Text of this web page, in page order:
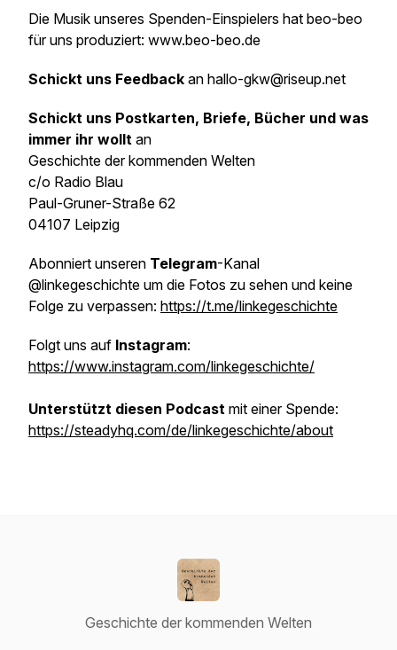
Die Musik unseres Spenden-Einspielers hat beo-beo
für uns produziert: www.beo-beo.de
Schickt uns Feedback an hallo-gkw@riseup.net
Schickt uns Postkarten, Briefe, Bücher und was
immer ihr wollt an
Geschichte der kommenden Welten
c/o Radio Blau
Paul-Gruner-Straße 62
04107 Leipzig
Abonniert unseren Telegram-Kanal
@linkegeschichte um die Fotos zu sehen und keine
Folge zu verpassen: https://t.me/linkegeschichte
Folgt uns auf Instagram:
https://www.instagram.com/linkegeschichte/
Unterstützt diesen Podcast mit einer Spende:
https://steadyhq.com/de/linkegeschichte/about
Geschichte der kommenden Welten